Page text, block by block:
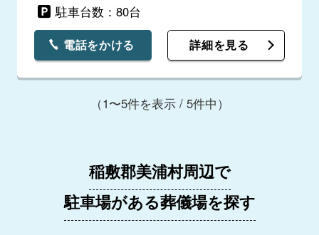
駐車台数：80台
電話をかける 詳細を見る
（1〜5件を表示 / 5件中）
稲敷郡美浦村周辺で
駐車場がある葬儀場を探す